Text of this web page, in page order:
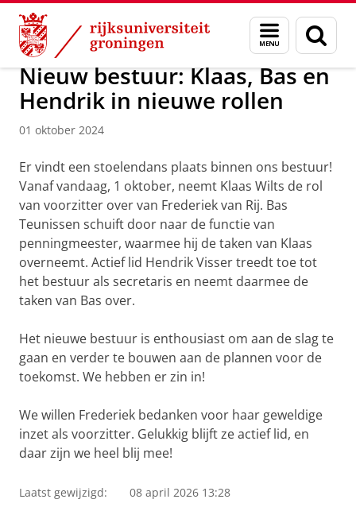
Skip
Content
Skip
Navigation
Menu
en
zoeken
Over ons Profiel RUG Communities YoungRUG
Nieuw bestuur: Klaas, Bas en
Hendrik in nieuwe rollen
01 oktober 2024
Er vindt een stoelendans plaats binnen ons bestuur!
Vanaf vandaag, 1 oktober, neemt Klaas Wilts de rol
van voorzitter over van Frederiek van Rij. Bas
Teunissen schuift door naar de functie van
penningmeester, waarmee hij de taken van Klaas
overneemt. Actief lid Hendrik Visser treedt toe tot
het bestuur als secretaris en neemt daarmee de
taken van Bas over.
Het nieuwe bestuur is enthousiast om aan de slag te
gaan en verder te bouwen aan de plannen voor de
toekomst. We hebben er zin in!
We willen Frederiek bedanken voor haar geweldige
inzet als voorzitter. Gelukkig blijft ze actief lid, en
daar zijn we heel blij mee!
Laatst gewijzigd: 08 april 2026 13:28